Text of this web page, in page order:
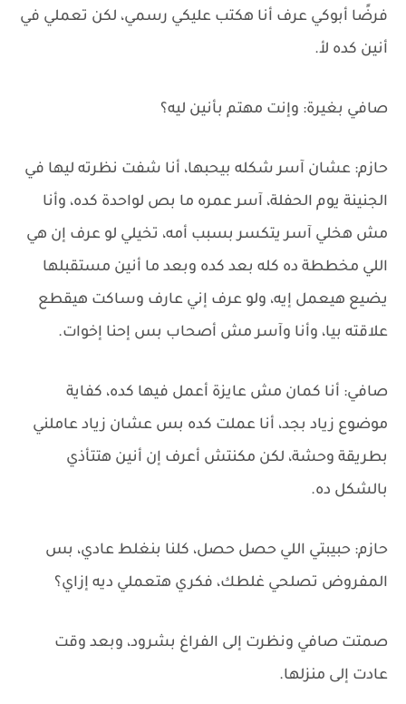
فرضًا أبوكي عرف أنا هكتب عليكي رسمي، لكن تعملي في
أنين كده لأ.
صافي بغيرة: وإنت مهتم بأنين ليه؟
حازم: عشان آسر شكله بيحبها، أنا شفت نظرته ليها في
الجنينة يوم الحفلة، آسر عمره ما بص لواحدة كده، وأنا
مش هخلي آسر يتكسر بسبب أمه، تخيلي لو عرف إن هي
اللي مخططة ده كله بعد كده وبعد ما أنين مستقبلها
يضيع هيعمل إيه، ولو عرف إني عارف وساكت هيقطع
علاقته بيا، وأنا وآسر مش أصحاب بس إحنا إخوات.
صافي: أنا كمان مش عايزة أعمل فيها كده، كفاية
موضوع زياد بجد، أنا عملت كده بس عشان زياد عاملني
بطريقة وحشة، لكن مكنتش أعرف إن أنين هتتأذي
بالشكل ده.
حازم: حبيبتي اللي حصل حصل، كلنا بنغلط عادي، بس
المفروض تصلحي غلطك، فكري هتعملي ديه إزاي؟
صمتت صافي ونظرت إلى الفراغ بشرود، وبعد وقت
عادت إلى منزلها.